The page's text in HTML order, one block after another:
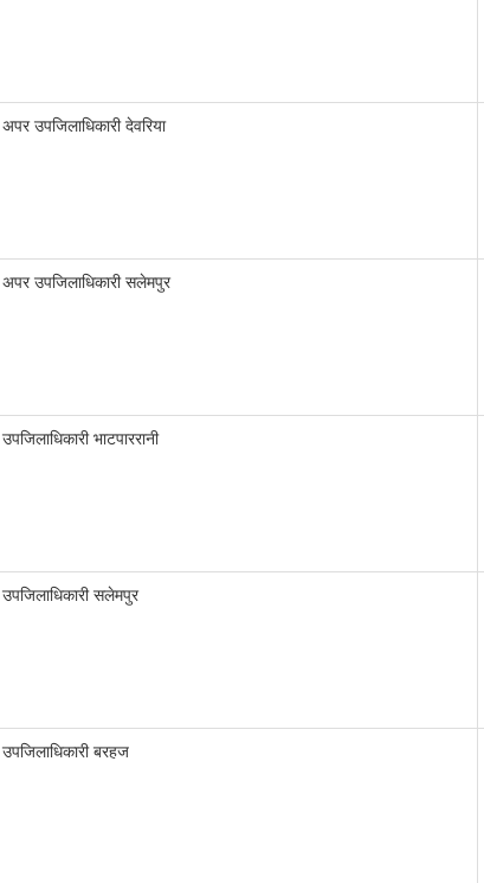
अपर उपजिलाधिकारी देवरिया
अपर उपजिलाधिकारी सलेमपुर
उपजिलाधिकारी भाटपाररानी
उपजिलाधिकारी सलेमपुर
उपजिलाधिकारी बरहज